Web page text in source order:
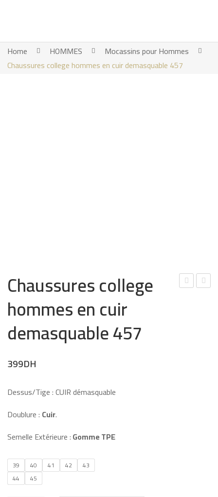
Home HOMMES
Mocassins pour Hommes
Chaussures college hommes en cuir demasquable 457
Chaussures college
hommes en cuir
demasquable 457
399DH
Dessus/Tige : CUIR démasquable
Doublure : Cuir.
Semelle Extérieure :Gomme TPE
39 40 41 42
43
44
45